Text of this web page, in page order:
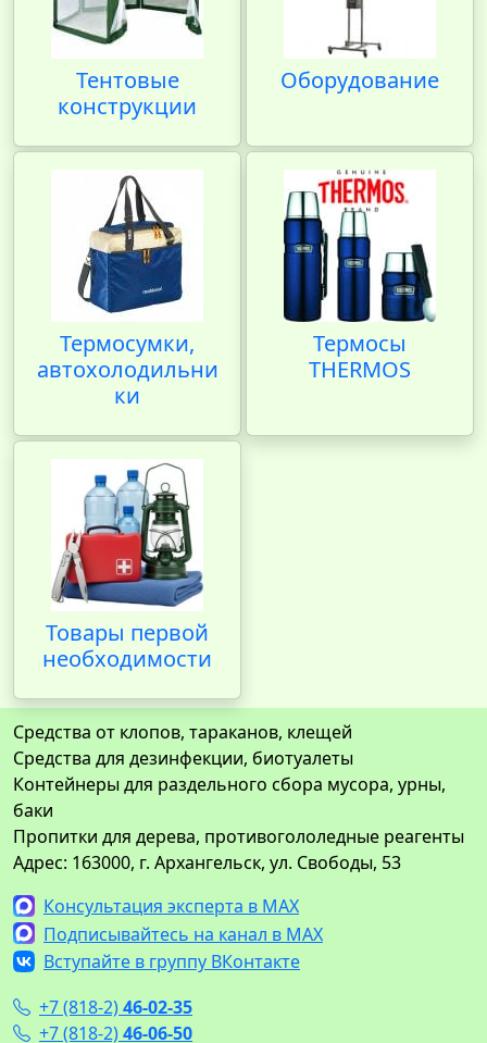
Тентовые
конструкции
Оборудование
Термосумки,
автохолодильни
ки
Термосы
THERMOS
Товары первой
необходимости
Средства от клопов, тараканов, клещей
Средства для дезинфекции, биотуалеты
Контейнеры для раздельного сбора мусора, урны,
баки
Пропитки для дерева, противогололедные реагенты
Адрес: 163000, г. Архангельск, ул. Свободы, 53
Консультация эксперта в MAX
Подписывайтесь на канал в MAX
Вступайте в группу ВКонтакте
+7 (818-2)46-02-35
+7 (818-2)46-06-50